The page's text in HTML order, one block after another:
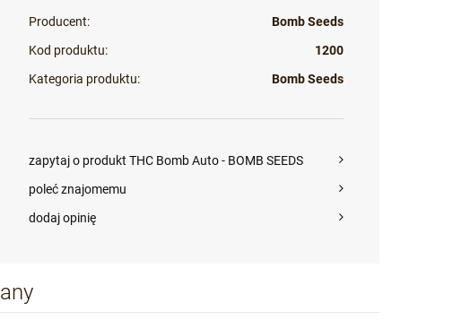
Producent:
Bomb Seeds
Kod produktu:
1200
Kategoria produktu:
Bomb Seeds
zapytaj o produkt THC Bomb Auto - BOMB SEEDS
poleć znajomemu
dodaj opinię